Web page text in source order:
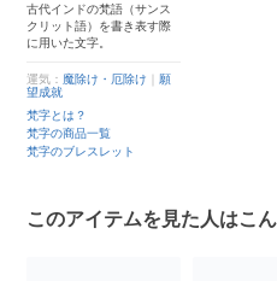
古代インドの梵語（サンス
クリット語）を書き表す際
に用いた文字。
運気： 魔除け・厄除け
願
望成就
梵字とは？
梵字の商品一覧
梵字のブレスレット
このアイテムを見た人はこ